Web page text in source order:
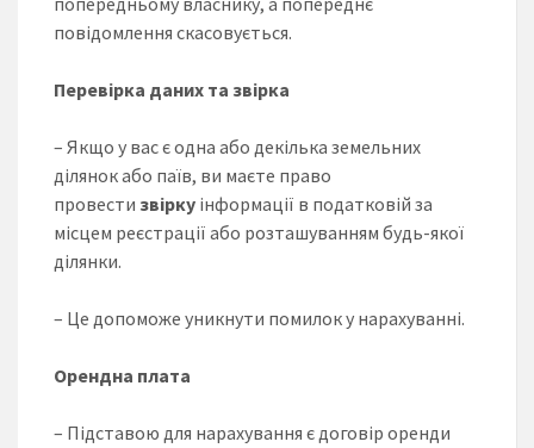
повідомлення скасовується.
Перевірка даних та звірка
– Якщо у вас є одна або декілька земельних
ділянок або паїв, ви маєте право
провести звірку інформації в податковій за
місцем реєстрації або розташуванням будь-якої
ділянки.
– Це допоможе уникнути помилок у нарахуванні.
Орендна плата
– Підставою для нарахування є договір оренди